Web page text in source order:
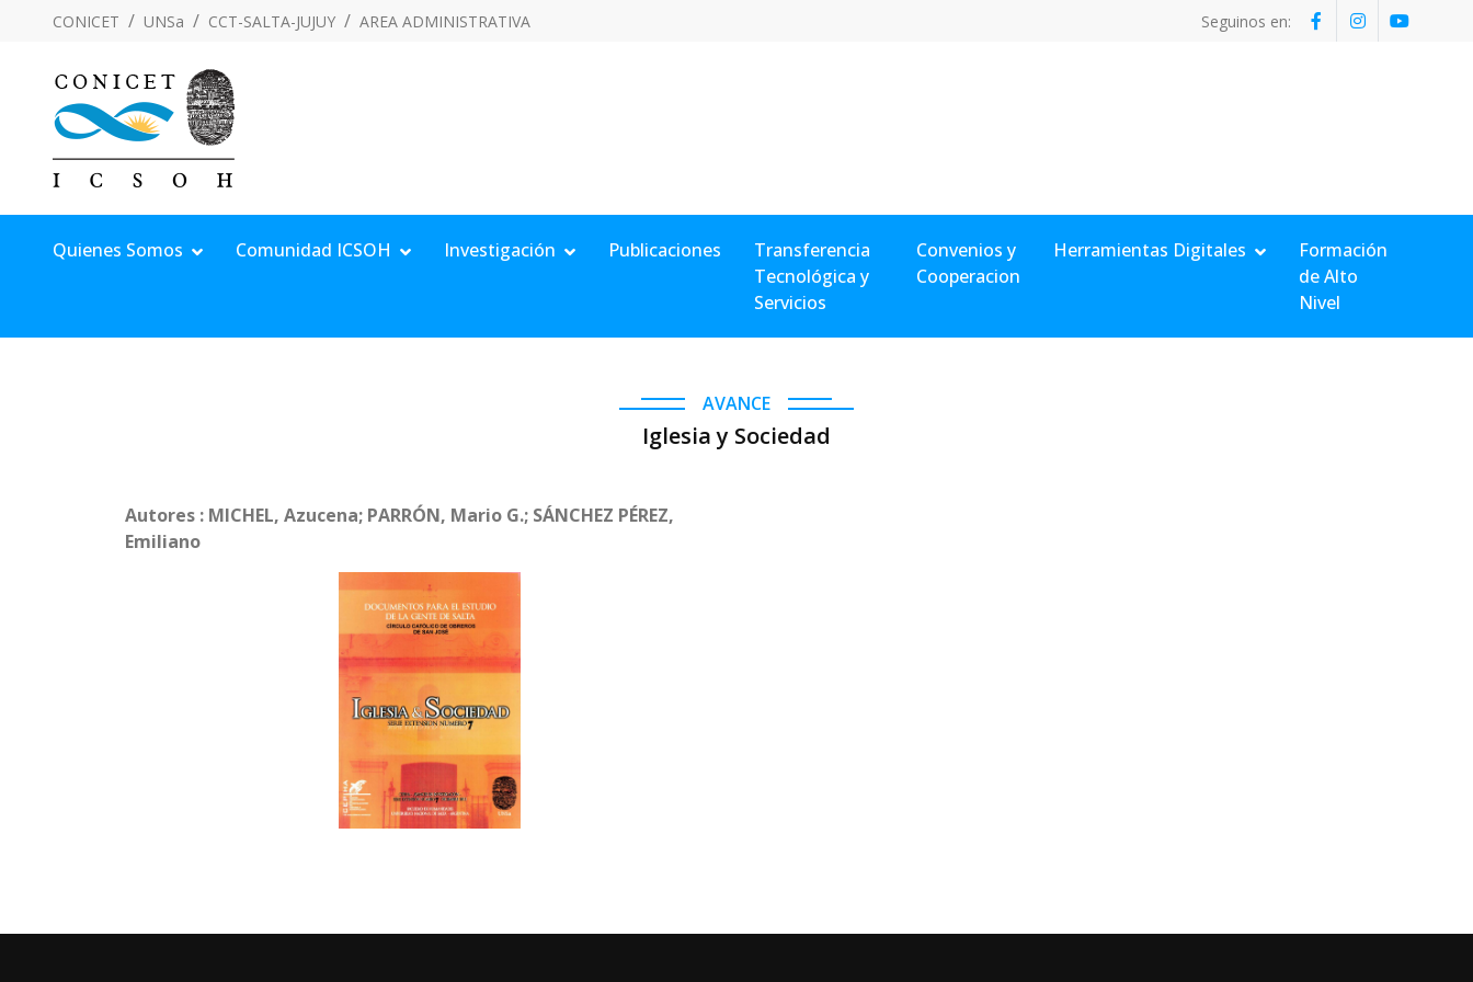
CONICET UNSa CCT-SALTA-JUJUY AREA ADMINISTRATIVA Seguinos en:
Quienes Somos Comunidad ICSOH Investigación Publicaciones
Transferencia
Tecnológica y
Servicios
Convenios y
Cooperacion
Herramientas Digitales
Formación
de Alto
Nivel
AVANCE
Iglesia y Sociedad
Autores : MICHEL, Azucena; PARRÓN, Mario G.; SÁNCHEZ PÉREZ,
Emiliano